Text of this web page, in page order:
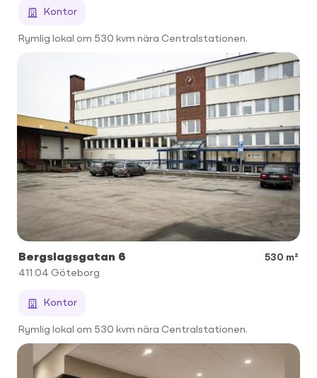
Kontor
Rymlig lokal om 530 kvm nära Centralstationen.
Bergslagsgatan 6
530 m²
411 04 Göteborg
Kontor
Rymlig lokal om 530 kvm nära Centralstationen.